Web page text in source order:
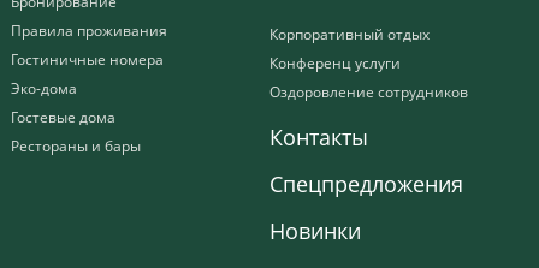
Правила проживания
Гостиничные номера
Эко-дома
Гостевые дома
Рестораны и бары
Корпоративный отдых
Конференц услуги
Оздоровление сотрудников
Контакты
Спецпредложения
Новинки